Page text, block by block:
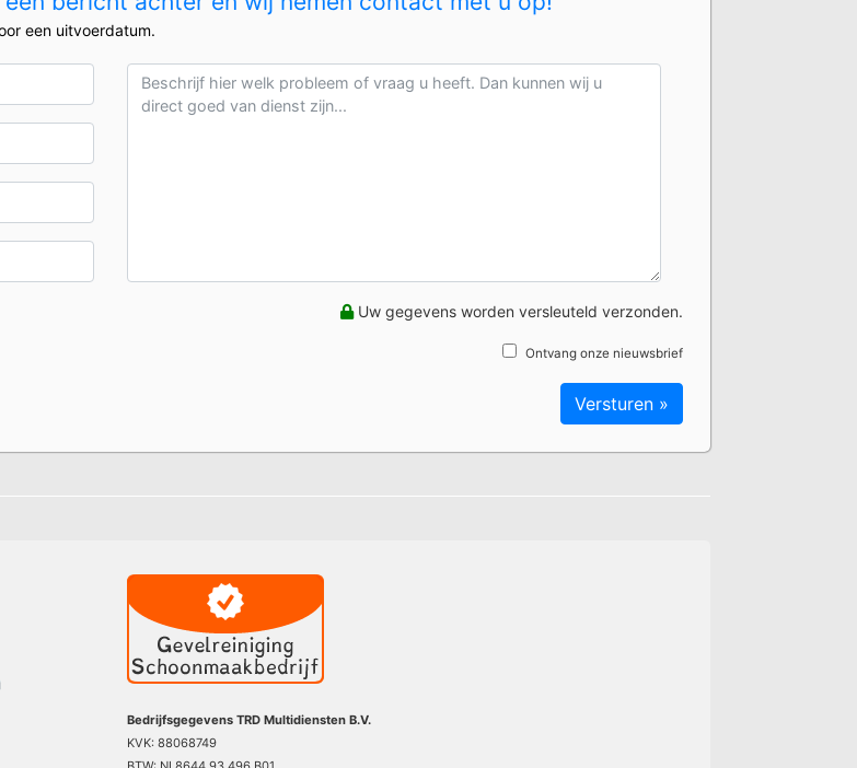
een uitvoerdatum.
Uw gegevens worden versleuteld verzonden.
Ontvang onze nieuwsbrief
Bedrijfsgegevens TRD Multidiensten B.V.
KVK: 88068749